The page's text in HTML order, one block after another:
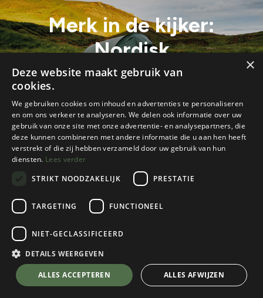
Merk in de kijker:
Nordisk
Alle blogs Tenten
Een merk dat sinds zijn introductie in onze
×
Deze website maakt gebruik van
cookies.
We gebruiken cookies om inhoud en advertenties te personaliseren
en om ons verkeer te analyseren. We delen ook informatie over uw
gebruik van onze site met onze advertentie- en analysepartners, die
deze kunnen combineren met andere informatie die u aan hen heeft
verstrekt of die zij hebben verzameld door uw gebruik van hun
diensten. Lees verder
STRIKT NOODZAKELIJK
PRESTATIE
TARGETING FUNCTIONEEL
NIET-GECLASSIFICEERD
DETAILS WEERGEVEN
ALLES ACCEPTEREN ALLES AFWIJZEN